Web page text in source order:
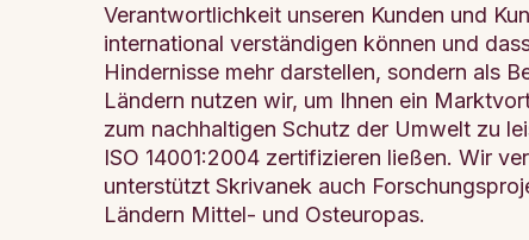
Verantwortlichkeit unseren Kunden und
international verständigen können und
Hindernisse mehr darstellen, sondern als
Ländern nutzen wir, um Ihnen ein
zum nachhaltigen Schutz der Umwelt zu
ISO 14001:2004 zertifizieren ließen. Wir
unterstützt Skrivanek auch
Ländern Mittel- und Osteuropas.